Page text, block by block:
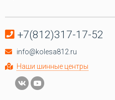
+7(812)317-17-52
info@kolesa812.ru
Наши шинные центры